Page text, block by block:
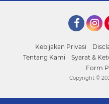
Kebijakan Privasi
Tentang Kami
Syarat &
Form
Copyright ©